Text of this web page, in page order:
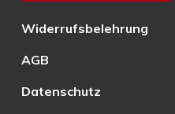
Widerrufsbelehrung
AGB
Datenschutz